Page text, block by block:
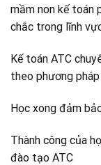
mầm non kế toán
chắc trong lĩnh
Kế toán ATC
theo phương
Học xong đảm
Thành công của
đào tạo ATC